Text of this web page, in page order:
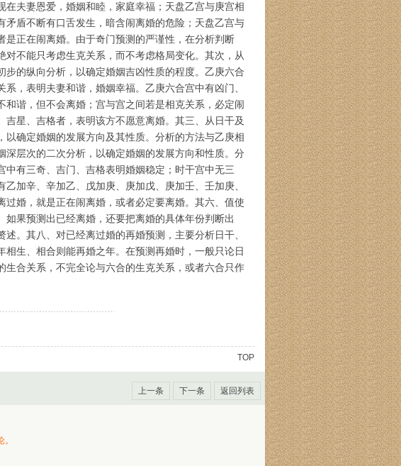
夫妻恩爱，婚姻和睦，家庭幸福；天盘乙宫与庚宫相
盾不断有口舌发生，暗含闹离婚的危险；天盘乙宫与
正在闹离婚。由于奇门预测的严谨性，在分析判断
不能只考虑生克关系，而不考虑格局变化。其次，从
的纵向分析，以确定婚姻吉凶性质的程度。乙庚六合
，表明夫妻和谐，婚姻幸福。乙庚六合宫中有凶门、
谐，但不会离婚；宫与宫之间若是相克关系，必定闹
星、吉格者，表明该方不愿意离婚。其三、从日干及
确定婚姻的发展方向及其性质。分析的方法与乙庚相
层次的二次分析，以确定婚姻的发展方向和性质。分
有三奇、吉门、吉格表明婚姻稳定；时干宫中无三
加辛、辛加乙、戊加庚、庚加戊、庚加壬、壬加庚、
婚，就是正在闹离婚，或者必定要离婚。其六、值使
果预测出已经离婚，还要把离婚的具体年份判断出
。其八、对已经离过婚的再婚预测，主要分析日干、
生、相合则能再婚之年。在预测再婚时，一般只论日
合关系，不完全论与六合的生克关系，或者六合只作
TOP
上一条 下一条 返回列表